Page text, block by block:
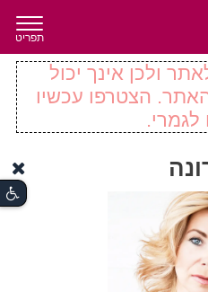
תפריט
ולכן אינך יכול
הצטרפו עכשיו
לגמרי.